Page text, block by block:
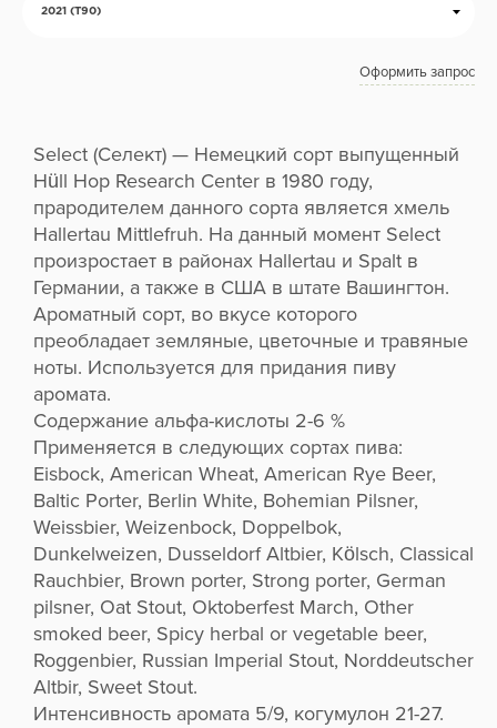
2021 (Т90)
Оформить запрос
Select (Селект) — Немецкий сорт выпущенный
Hüll Hop Research Center в 1980 году,
прародителем данного сорта является хмель
Hallertau Mittlefruh. На данный момент Select
произростает в районах Hallertau и Spalt в
Германии, а также в США в штате Вашингтон.
Ароматный сорт, во вкусе которого
преобладает земляные, цветочные и травяные
ноты. Используется для придания пиву
аромата.
Содержание альфа-кислоты 2-6 %
Применяется в следующих сортах пива:
Eisbock, American Wheat, American Rye Beer,
Baltic Porter, Berlin White, Bohemian Pilsner,
Weissbier, Weizenbock, Doppelbok,
Dunkelweizen, Dusseldorf Altbier, Kölsch, Classical
Rauchbier, Brown porter, Strong porter, German
pilsner, Oat Stout, Oktoberfest March, Other
smoked beer, Spicy herbal or vegetable beer,
Roggenbier, Russian Imperial Stout, Norddeutscher
Altbir, Sweet Stout.
Интенсивность аромата 5/9, когумулон 21-27.